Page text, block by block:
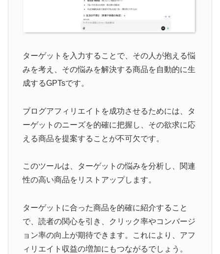
ターゲットを入力することで、その人が抱える悩
みを考え、その悩みを解決する商品を自動的に生
成するGPTsです。
ブログアフィリエイトを成功させるためには、タ
ーゲットのニーズを的確に把握し、その欲求に応
える商品を提案することが不可欠です。
このツールは、ターゲットの悩みを分析し、関連
性の高い商品をリストアップします。
ターゲットに合った商品を的確に紹介すること
で、読者の関心を引き、クリック率やコンバージ
ョン率の向上が期待できます。これにより、アフ
ィリエイト収益の増加にもつながるでしょう。